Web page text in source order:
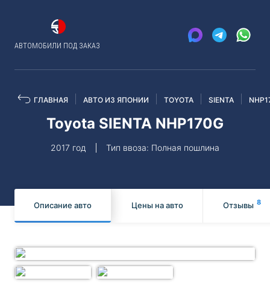
АВТОМОБИЛИ ПОД ЗАКАЗ
ГЛАВНАЯ АВТО ИЗ ЯПОНИИ TOYOTA SIENTA
Toyota SIENTA NHP170G
2017 год Тип ввоза: Полная пошлина
Описание авто Цены на авто Отзывы 8